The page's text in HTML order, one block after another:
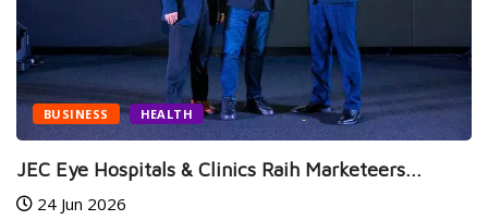
BUSINESS HEALTH
JEC Eye Hospitals & Clinics Raih Marketeers...
24 Jun 2026